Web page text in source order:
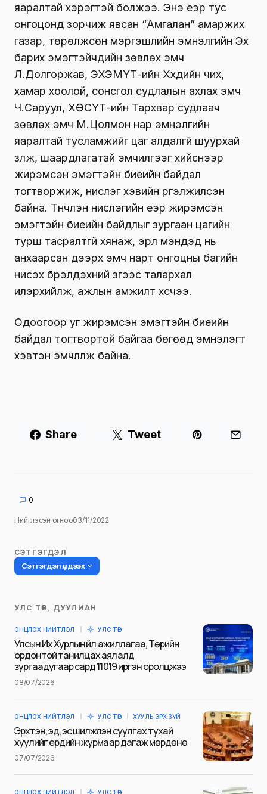
яаралтай хэрэгтэй болжээ. Энэ үеэр тус
онгоцонд зорчиж явсан “Амгалан” амаржих
газар, төрөлжсөн мэргэшлийн эмнэлгийн Эх
барих эмэгтэйчүүдийн зөвлөх эмч
Л.Долгоржав, ЭХЭМҮТ-ийн Хүүхдийн чих,
хамар хоолой, сонсгол судлалын ахлах эмч
Ч.Саруул, ХӨСҮТ-ийн Тархвар судлаач
зөвлөх эмч М.Цолмон нар эмнэлгийн
яаралтай тусламжийг цаг алдалгүй шуурхай
үзүүлж, шаардлагатай эмчилгээг хийснээр
жирэмсэн эмэгтэйн биеийн байдал
тогтворжиж, нислэг хэвийн үргэлжилсэн
байна. Түүнчлэн нислэгийн үеэр жирэмсэн
эмэгтэйн биеийн байдлыг зургаан цагийн
турш тасралтгүй хянаж, эрүүл мэндэд нь
анхаарсан дээрх эмч нарт онгоцны багийн
нисэх бүрэлдэхүүний зүгээс талархал
илэрхийлж, ажлын амжилт хүсчээ.
Одоогоор уг жирэмсэн эмэгтэйн биеийн
байдал тогтвортой байгаа бөгөөд эмнэлэгт
хэвтэн эмчлүүлж байна.
0
Нийтлэсэн огноо03/11/2022
Сэтгэгдэл үлдээх
Таны имэйл хаягийг нийтлэхгүй.
Шаардлагатай талбаруудыг
УЛС ТӨР, ДУУЛИАН